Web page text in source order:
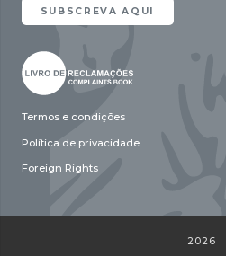
SUBSCREVA AQUI
Termos e condições
Política de privacidade
Foreign Rights
2026